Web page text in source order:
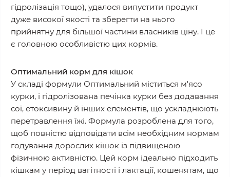
гідролізація тощо), удалося випустити продукт
дуже високої якості та зберегти на нього
прийнятну для більшої частини власників ціну. І це
є головною особливістю цих кормів.
Оптимальний корм для кішок
У складі формули Оптимальний міститься м'ясо
курки, і гідролізована печінка курки без додавання
сої, етоксивину й інших елементів, що ускладнюють
перетравлення їжі. Формула розроблена для того,
щоб повністю відповідати всім необхідним нормам
годування дорослих кішок із підвищеною
фізичною активністю. Цей корм ідеально підходить
кішкам у період вагітності і лактації, кошенятам, що